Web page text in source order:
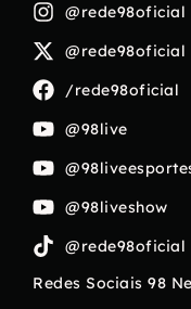
@rede98oficial
@rede98oficial
/rede98oficial
@98live
@98liveshow
@rede98oficial
Redes Sociais 98